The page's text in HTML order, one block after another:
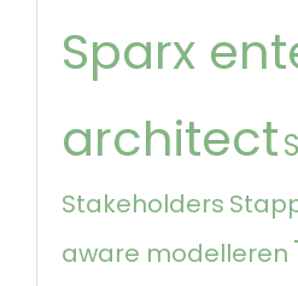
Sparx
architect
Stakeholders
aware modelleren